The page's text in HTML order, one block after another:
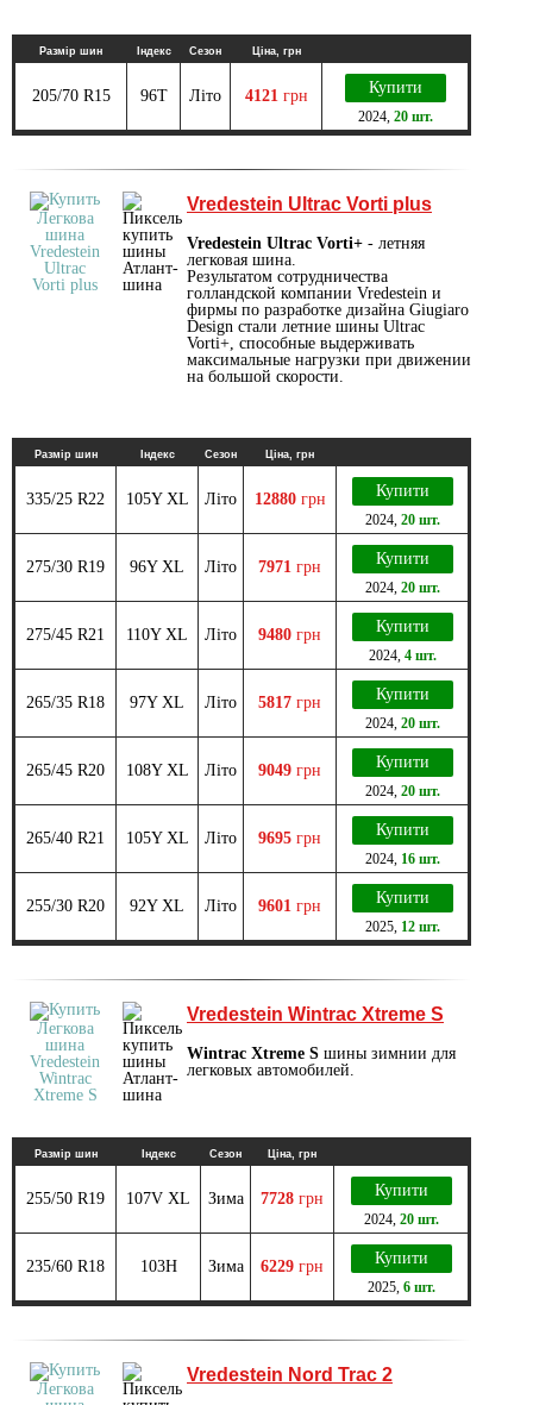
Размір шин Індекс Сезон Ціна, грн
205/70 R15 96T Літо 4121 грн Купити
2024, 20 шт.
Vredestein Ultrac Vorti plus
Vredestein Ultrac Vorti+ - летняя
легковая шина.
Результатом сотрудничества
голландской компании Vredestein и
фирмы по разработке дизайна Giugiaro
Design стали летние шины Ultrac
Vorti+, способные выдерживать
максимальные нагрузки при движении
на большой скорости.
Размір шин Індекс Сезон Ціна, грн
335/25 R22 105Y XL Літо 12880 грн Купити
2024, 20 шт.
275/30 R19 96Y XL Літо 7971 грн Купити
2024, 20 шт.
275/45 R21 110Y XL Літо 9480 грн Купити
2024, 4 шт.
265/35 R18 97Y XL Літо 5817 грн Купити
2024, 20 шт.
265/45 R20 108Y XL Літо 9049 грн Купити
2024, 20 шт.
265/40 R21 105Y XL Літо 9695 грн Купити
2024, 16 шт.
255/30 R20 92Y XL Літо 9601 грн Купити
2025, 12 шт.
Vredestein Wintrac Xtreme S
Wintrac Xtreme S шины зимнии для
легковых автомобилей.
Размір шин Індекс Сезон Ціна, грн
255/50 R19 107V XL Зима 7728 грн Купити
2024, 20 шт.
235/60 R18 103H Зима 6229 грн Купити
2025, 6 шт.
Vredestein Nord Trac 2